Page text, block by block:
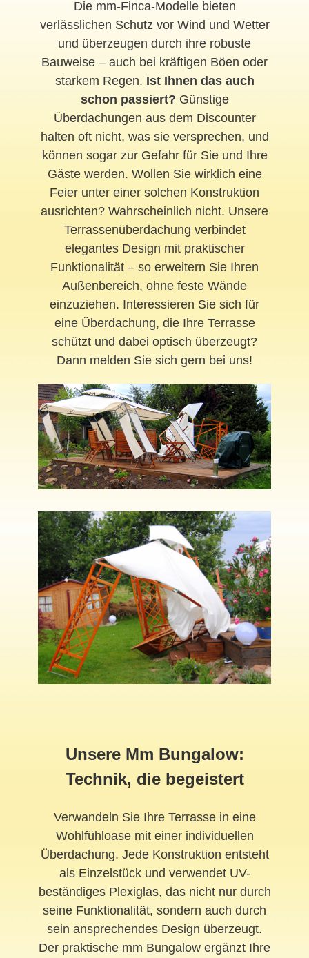
Die mm-Finca-Modelle bieten
verlässlichen Schutz vor Wind und Wetter
und überzeugen durch ihre robuste
Bauweise – auch bei kräftigen Böen oder
starkem Regen. Ist Ihnen das auch
schon passiert? Günstige
Überdachungen aus dem Discounter
halten oft nicht, was sie versprechen, und
können sogar zur Gefahr für Sie und Ihre
Gäste werden. Wollen Sie wirklich eine
Feier unter einer solchen Konstruktion
ausrichten? Wahrscheinlich nicht. Unsere
Terrassenüberdachung verbindet
elegantes Design mit praktischer
Funktionalität – so erweitern Sie Ihren
Außenbereich, ohne feste Wände
einzuziehen. Interessieren Sie sich für
eine Überdachung, die Ihre Terrasse
schützt und dabei optisch überzeugt?
Dann melden Sie sich gern bei uns!
Unsere Mm Bungalow:
Technik, die begeistert
Verwandeln Sie Ihre Terrasse in eine
Wohlfühloase mit einer individuellen
Überdachung. Jede Konstruktion entsteht
als Einzelstück und verwendet UV-
beständiges Plexiglas, das nicht nur durch
seine Funktionalität, sondern auch durch
sein ansprechendes Design überzeugt.
Der praktische mm Bungalow ergänzt Ihre